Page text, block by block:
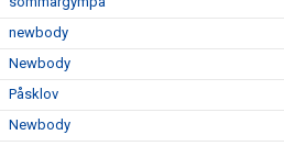
newbody
Newbody
Påsklov
Newbody